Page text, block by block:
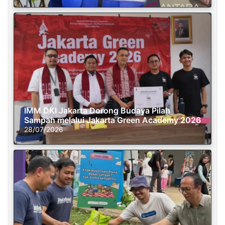
IMM DKI Jakarta Dorong Budaya Pilah
Sampah melalui Jakarta Green Academy 2026
28/07/2026